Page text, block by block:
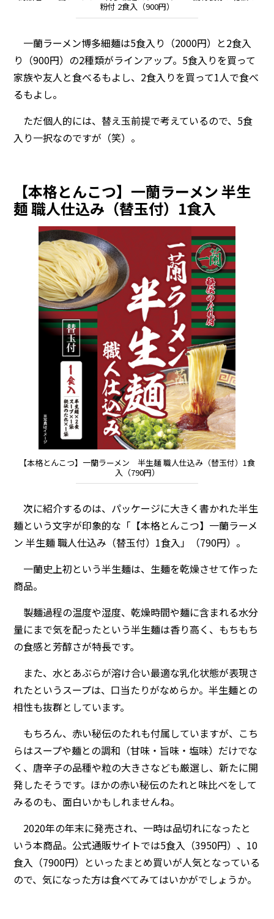
粉付 2食入（900円）
一蘭ラーメン博多細麺は5食入り（2000円）と2食入
り（900円）の2種類がラインアップ。5食入りを買って
家族や友人と食べるもよし、2食入りを買って1人で食べ
るもよし。
ただ個人的には、替え玉前提で考えているので、5食
入り一択なのですが（笑）。
【本格とんこつ】一蘭ラーメン 半生
麺 職人仕込み（替玉付）1食入
【本格とんこつ】一蘭ラーメン 半生麺 職人仕込み（替玉付）1食
入（790円）
次に紹介するのは、パッケージに大きく書かれた半生
麺という文字が印象的な「【本格とんこつ】一蘭ラーメ
ン 半生麺 職人仕込み（替玉付）1食入」（790円）。
一蘭史上初という半生麺は、生麺を乾燥させて作った
商品。
製麺過程の温度や湿度、乾燥時間や麺に含まれる水分
量にまで気を配ったという半生麺は香り高く、もちもち
の食感と芳醇さが特長です。
また、水とあぶらが溶け合い最適な乳化状態が表現さ
れたというスープは、口当たりがなめらか。半生麺との
相性も抜群としています。
もちろん、赤い秘伝のたれも付属していますが、こち
らはスープや麺との調和（甘味・旨味・塩味）だけでな
く、唐辛子の品種や粒の大きさなども厳選し、新たに開
発したそうです。ほかの赤い秘伝のたれと味比べをして
みるのも、面白いかもしれませんね。
2020年の年末に発売され、一時は品切れになったと
いう本商品。公式通販サイトでは5食入（3950円）、10
食入（7900円）といったまとめ買いが人気となっている
ので、気になった方は食べてみてはいかがでしょうか。